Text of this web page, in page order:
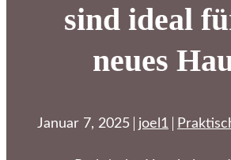
sind ideal
neues
Januar 7, 2025 joel1